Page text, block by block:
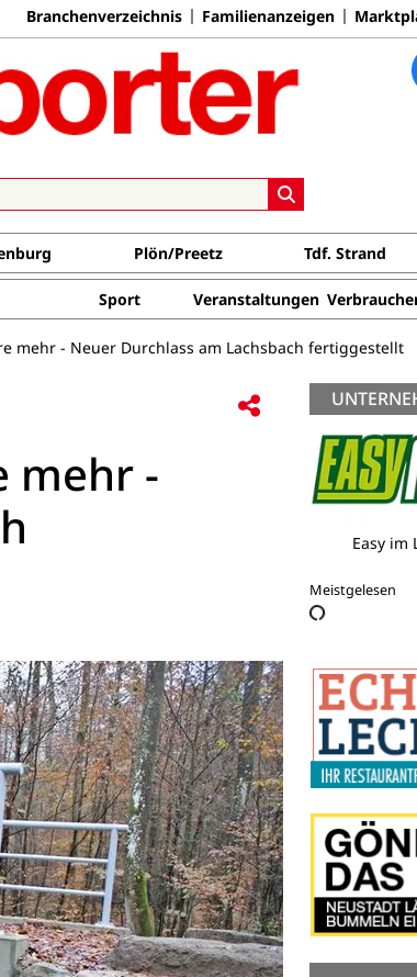
Branchenverzeichnis Familienanzeigen
Plön/Preetz Tdf. Strand
Sport Veranstaltungen
mehr - Neuer Durchlass am Lachsbach fertiggestellt
mehr -
Meistgelesen